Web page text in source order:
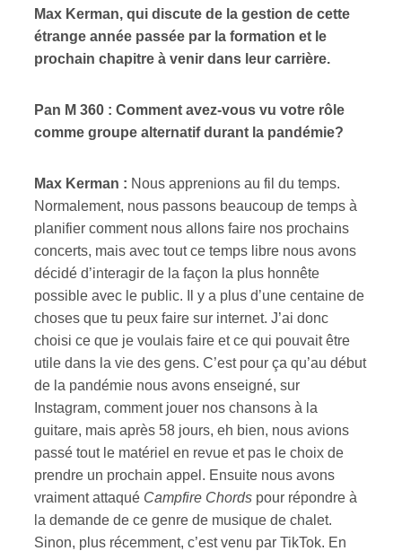
Max Kerman, qui discute de la gestion de cette
étrange année passée par la formation et le
prochain chapitre à venir dans leur carrière.
Pan M 360 : Comment avez-vous vu votre rôle
comme groupe alternatif durant la pandémie?
Max Kerman : Nous apprenions au fil du temps.
Normalement, nous passons beaucoup de temps à
planifier comment nous allons faire nos prochains
concerts, mais avec tout ce temps libre nous avons
décidé d’interagir de la façon la plus honnête
possible avec le public. Il y a plus d’une centaine de
choses que tu peux faire sur internet. J’ai donc
choisi ce que je voulais faire et ce qui pouvait être
utile dans la vie des gens. C’est pour ça qu’au début
de la pandémie nous avons enseigné, sur
Instagram, comment jouer nos chansons à la
guitare, mais après 58 jours, eh bien, nous avions
passé tout le matériel en revue et pas le choix de
prendre un prochain appel. Ensuite nous avons
vraiment attaqué Campfire Chords pour répondre à
la demande de ce genre de musique de chalet.
Sinon, plus récemment, c’est venu par TikTok. En